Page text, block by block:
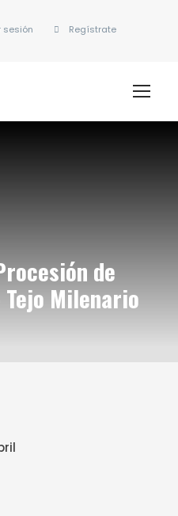
sesión Regístrate
de
Tejo Milenario